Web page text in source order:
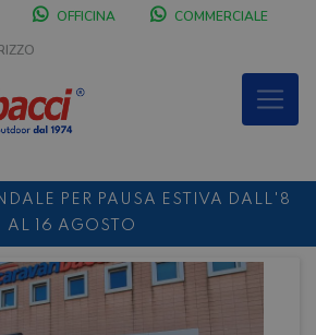
OFFICINA
COMMERCIALE
PER PAUSA ESTIVA DALL'8
AL 16 AGOSTO
DI AGOSTO SIAMO CHIUSI IL
POMERIGGIO
ENTRO IL 31.08